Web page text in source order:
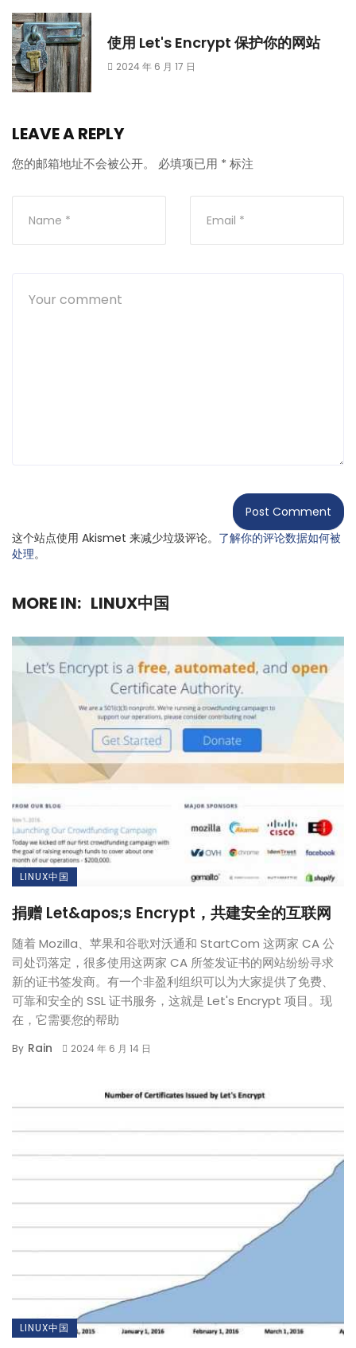
使用 Let's Encrypt 保护你的网站
2024 年 6 月 17 日
LEAVE A REPLY
您的邮箱地址不会被公开。 必填项已用 * 标注
这个站点使用 Akismet 来减少垃圾评论。 了解你的评论数据如何被
处理。
MORE IN: LINUX中国
LINUX中国
捐赠 Let&apos;s Encrypt，共建安全的互联网
随着 Mozilla、苹果和谷歌对沃通和 StartCom 这两家 CA 公
司处罚落定，很多使用这两家 CA 所签发证书的网站纷纷寻求
新的证书签发商。有一个非盈利组织可以为大家提供了免费、
可靠和安全的 SSL 证书服务，这就是 Let's Encrypt 项目。现
在，它需要您的帮助
By Rain 2024 年 6 月 14 日
LINUX中国